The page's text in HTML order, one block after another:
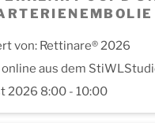
von: Rettinare® 2026
online aus dem
2026 8:00 - 10:00